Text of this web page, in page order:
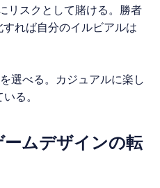
リスクとして賭ける。勝者
れば自分のイルビアルは
選べる。カジュアルに楽し
る。
ムデザインの転